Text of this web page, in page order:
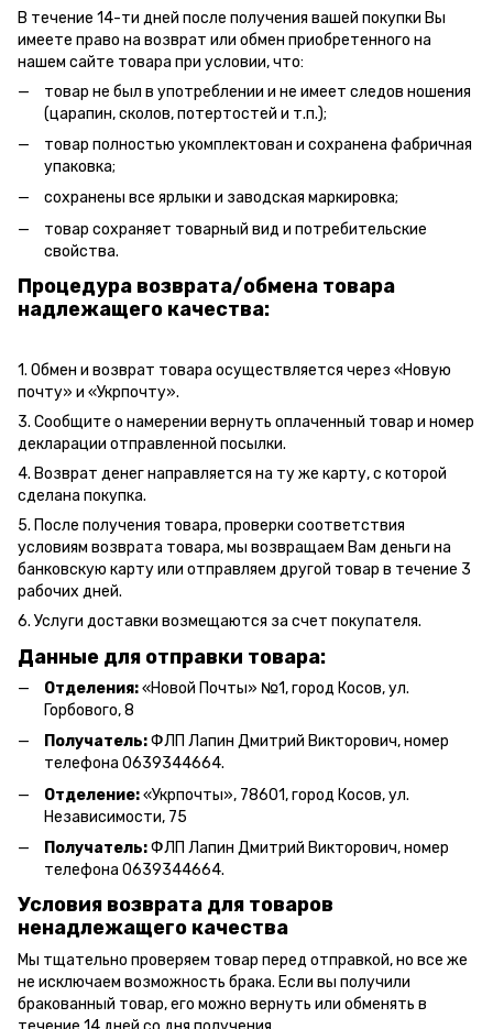
В течение 14-ти дней после получения вашей покупки Вы
имеете право на возврат или обмен приобретенного на
нашем сайте товара при условии, что:
товар не был в употреблении и не имеет следов ношения
(царапин, сколов, потертостей и т.п.);
товар полностью укомплектован и сохранена фабричная
упаковка;
сохранены все ярлыки и заводская маркировка;
товар сохраняет товарный вид и потребительские
свойства.
Процедура возврата/обмена товара
надлежащего качества:
1. Обмен и возврат товара осуществляется через «Новую
почту» и «Укрпочту».
3. Сообщите о намерении вернуть оплаченный товар и номер
декларации отправленной посылки.
4. Возврат денег направляется на ту же карту, с которой
сделана покупка.
5. После получения товара, проверки соответствия
условиям возврата товара, мы возвращаем Вам деньги на
банковскую карту или отправляем другой товар в течение 3
рабочих дней.
6. Услуги доставки возмещаются за счет покупателя.
Данные для отправки товара:
Отделения:«Новой Почты» №1, город Косов,ул.
Горбового, 8
Получатель:ФЛП Лапин Дмитрий Викторович, номер
телефона 0639344664.
Отделение:«Укрпочты», 78601, город Косов, ул.
Независимости, 75
Получатель:ФЛП Лапин Дмитрий Викторович, номер
телефона 0639344664.
Условия возврата для товаров
ненадлежащего качества
Мы тщательно проверяем товар перед отправкой, но все же
не исключаем возможность брака. Если вы получили
бракованный товар, его можно вернуть или обменять в